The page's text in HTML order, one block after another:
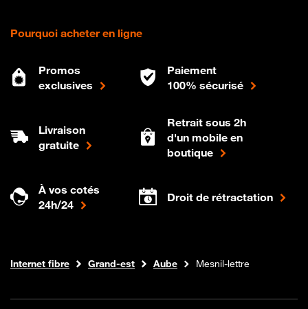
Pourquoi acheter en ligne
Promos
exclusives
Paiement
100% sécurisé
Livraison
gratuite
Retrait sous 2h
d'un mobile en
boutique
À vos cotés
24h/24
Droit de rétractation
Boutique Orange
Internet fibre Grand-est Aube Mesnil-lettre